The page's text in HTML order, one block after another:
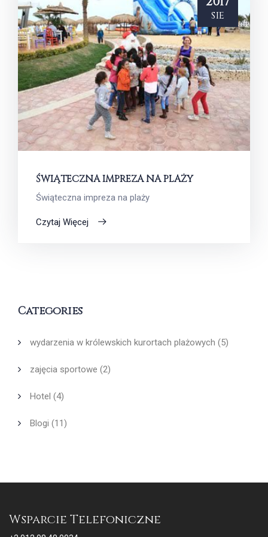
sie
ŚWIĄTECZNA IMPREZA NA PLAŻY
Świąteczna impreza na plaży
Czytaj Więcej
Categories
wydarzenia w królewskich kurortach plażowych (5)
zajęcia sportowe (2)
Hotel (4)
Blogi (11)
Wsparcie Telefoniczne